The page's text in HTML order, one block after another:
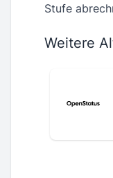
Stufe
Weitere